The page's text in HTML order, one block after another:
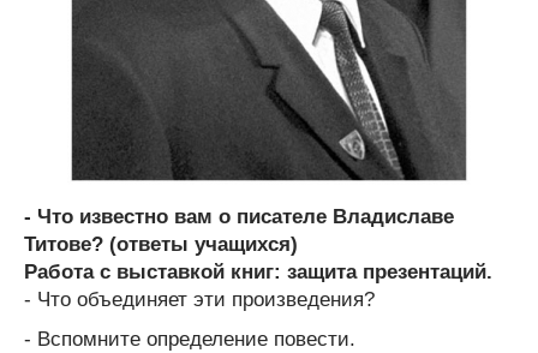
- Что известно вам о писателе Владиславе
Титове? (ответы учащихся)
Работа с выставкой книг: защита презентаций.
- Что объединяет эти произведения?
- Вспомните определение повести.